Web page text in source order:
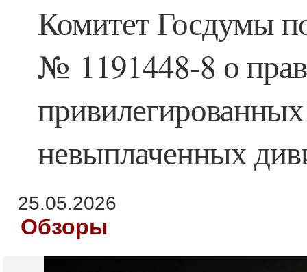
Комитет Госдумы
№ 1191448-8 о
невыплаченных
25.05.2026
Обзоры